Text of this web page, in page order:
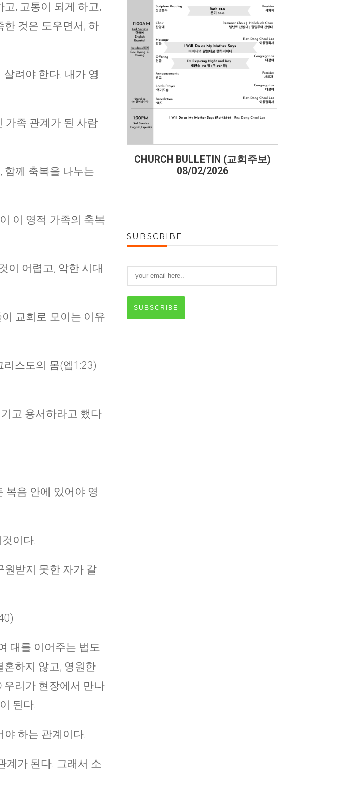
, 고통이 되게 하고,
것은 도우면서, 하
려야 한다. 내가 영
가족 관계가 된 사람
함께 축복을 나누는
이 영적 가족의 축복
이 어렵고, 악한 시대
교회로 모이는 이유
스도의 몸(엡1:23)
고 용서하라고 했다
복음 안에 있어야 영
이다.
원받지 못한 자가 갈
대를 이어주는 법도
하지 않고, 영원한
리가 현장에서 만나
된다.
야 하는 관계이다.
계가 된다. 그래서 소
07/19/2026
CHURCH BULLETIN (교회주보)
08/02/2026
SUBSCRIBE
SUBSCRIBE